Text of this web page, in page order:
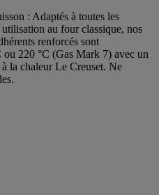
: Adaptés à toutes les
au four classique, nos
renforcés sont
ou 220 °C (Gas Mark 7) avec un
la chaleur Le Creuset. Ne